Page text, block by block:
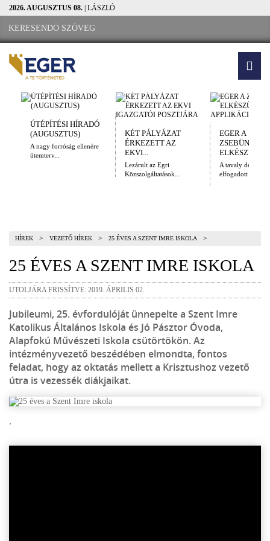
2026. AUGUSZTUS 08. | LÁSZLÓ
ÚTÉPÍTÉSI HÍRADÓ
(AUGUSZTUS)
A nagy forróság ellenére
ütemterv...
KÉT PÁLYÁZAT
ÉRKEZETT AZ
EKVI...
Lezárult az Egri
Közszolgáltatások...
EGER A
ELKÉSZÜLT
A tavaly
elfogadott
HÍREK > VEZETŐ HÍREK > 25 ÉVES A SZENT IMRE ISKOLA >
25 ÉVES A SZENT IMRE ISKOLA
UTOLJÁRA FRISSÍTVE: 2019. ÁPRILIS 02.
Jubileumi, 25. évfordulóját ünnepelte a Szent Imre
Katolikus Általános Iskola és Jó Pásztor Óvoda,
Alapfokú Művészeti Iskola csütörtökön. Az
intézményvezető beszédében elmondta, fontos
feladat, hogy az oktatás mellett a Krisztushoz vezető
útra is vezessék diákjaikat.
.